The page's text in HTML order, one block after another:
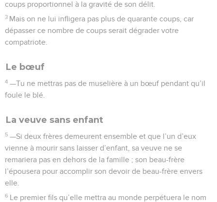
coups proportionnel à la gravité de son délit.
3 Mais on ne lui infligera pas plus de quarante coups, car
dépasser ce nombre de coups serait dégrader votre
compatriote.
Le bœuf
4 —Tu ne mettras pas de muselière à un bœuf pendant qu’il
foule le blé.
La veuve sans enfant
5 —Si deux frères demeurent ensemble et que l’un d’eux
vienne à mourir sans laisser d’enfant, sa veuve ne se
remariera pas en dehors de la famille ; son beau-frère
l’épousera pour accomplir son devoir de beau-frère envers
elle.
6 Le premier fils qu’elle mettra au monde perpétuera le nom